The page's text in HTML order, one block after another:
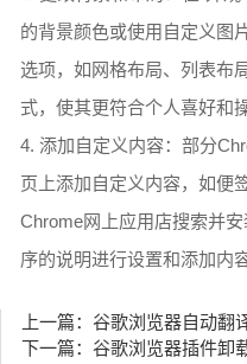
的背景颜色或使用自定义图
选项，如网格布局、列表布
式，使其更符合个人喜好和
4. 添加自定义内容：部分
页上添加自定义内容，如便
Chrome网上应用店搜索并
序的说明进行设置和添加内容
上一篇：谷歌浏览器自动翻
下一篇：谷歌浏览器插件卸